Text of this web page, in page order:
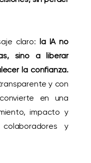
claro: la IA no
sino a liberar
la confianza.
y con
en una
impacto y
y